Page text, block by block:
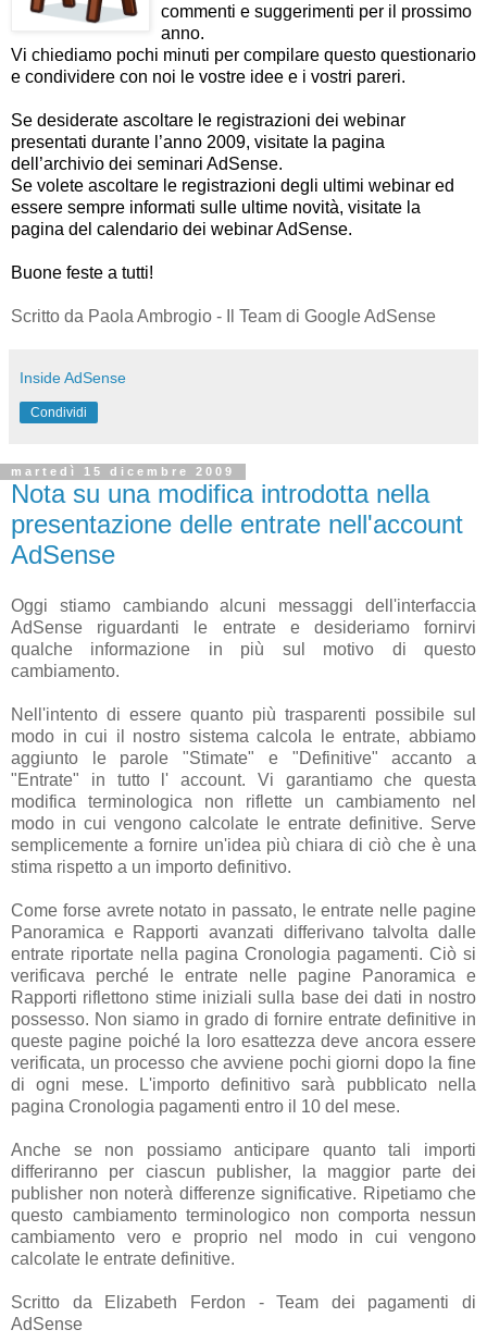
commenti e suggerimenti per il prossimo
anno.
Vi chiediamo pochi minuti per compilare questo questionario
e condividere con noi le vostre idee e i vostri pareri.
Se desiderate ascoltare le registrazioni dei webinar
presentati durante l’anno 2009, visitate la pagina
dell’archivio dei seminari AdSense.
Se volete ascoltare le registrazioni degli ultimi webinar ed
essere sempre informati sulle ultime novità, visitate la
pagina del calendario dei webinar AdSense.
Buone feste a tutti!
Scritto da Paola Ambrogio - Il Team di Google AdSense
Inside AdSense
Condividi
martedì 15 dicembre 2009
Nota su una modifica introdotta nella
presentazione delle entrate nell'account
AdSense
Oggi stiamo cambiando alcuni messaggi dell'interfaccia
AdSense riguardanti le entrate e desideriamo fornirvi
qualche informazione in più sul motivo di questo
cambiamento.
Nell'intento di essere quanto più trasparenti possibile sul
modo in cui il nostro sistema calcola le entrate, abbiamo
aggiunto le parole "Stimate" e "Definitive" accanto a
"Entrate" in tutto l' account. Vi garantiamo che questa
modifica terminologica non riflette un cambiamento nel
modo in cui vengono calcolate le entrate definitive. Serve
semplicemente a fornire un'idea più chiara di ciò che è una
stima rispetto a un importo definitivo.
Come forse avrete notato in passato, le entrate nelle pagine
Panoramica e Rapporti avanzati differivano talvolta dalle
entrate riportate nella pagina Cronologia pagamenti. Ciò si
verificava perché le entrate nelle pagine Panoramica e
Rapporti riflettono stime iniziali sulla base dei dati in nostro
possesso. Non siamo in grado di fornire entrate definitive in
queste pagine poiché la loro esattezza deve ancora essere
verificata, un processo che avviene pochi giorni dopo la fine
di ogni mese. L'importo definitivo sarà pubblicato nella
pagina Cronologia pagamenti entro il 10 del mese.
Anche se non possiamo anticipare quanto tali importi
differiranno per ciascun publisher, la maggior parte dei
publisher non noterà differenze significative. Ripetiamo che
questo cambiamento terminologico non comporta nessun
cambiamento vero e proprio nel modo in cui vengono
calcolate le entrate definitive.
Scritto da Elizabeth Ferdon - Team dei pagamenti di
AdSense